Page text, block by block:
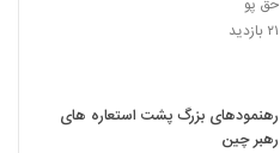
حق پو
۲۱ بازدید
رهنمودهای بزرگ پشت استعاره های
رهبر چین